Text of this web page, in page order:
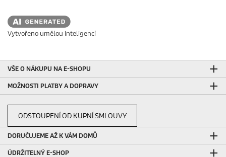
Vytvořeno umělou inteligencí
VŠE O NÁKUPU NA E-SHOPU
MOŽNOSTI PLATBY A DOPRAVY
ODSTOUPENÍ OD KUPNÍ SMLOUVY
DORUČUJEME AŽ K VÁM DOMŮ
ÚDRŽITELNÝ E-SHOP